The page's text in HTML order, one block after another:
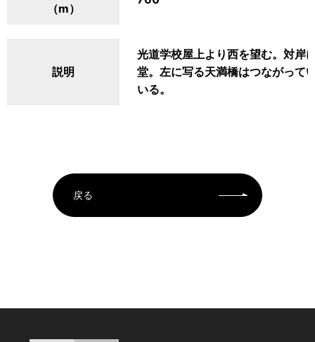
（m）
説明
光道学校屋上より西を望む。対岸
堂。左に写る天満橋はつながって
いる。
戻る